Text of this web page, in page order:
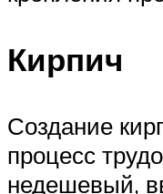
Кирпич
Создание
процесс
недешевый,